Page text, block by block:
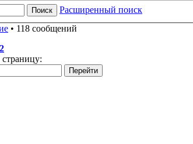
Поиск
Расширенный поиск
• 118 сообщений